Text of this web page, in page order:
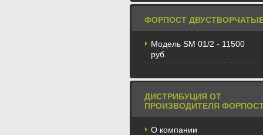
ФОРПОСТ
Модель SM 01/2 - 11500
руб.
ДИСТРИБУЦИЯ ОТ
ПРОИЗВОДИТЕЛЯ
О компании